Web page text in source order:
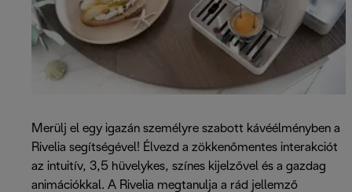
Merülj el egy igazán személyre szabott kávéélményben a
Rivelia segítségével! Élvezd a zökkenőmentes interakciót
az intuitív, 3,5 hüvelykes, színes kijelzővel és a gazdag
animációkkal. A Rivelia megtanulja a rád jellemző